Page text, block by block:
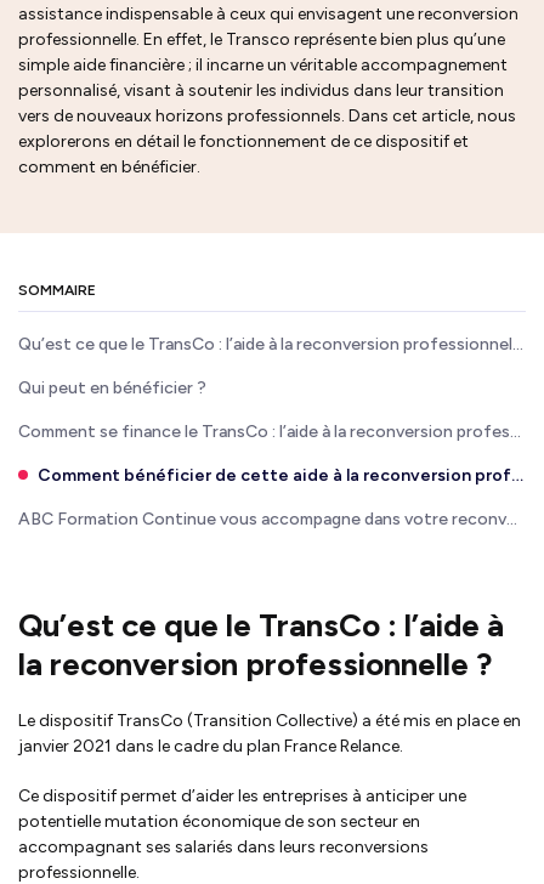
assistance indispensable à ceux qui envisagent une reconversion
professionnelle. En effet, le Transco représente bien plus qu’une
simple aide financière ; il incarne un véritable accompagnement
personnalisé, visant à soutenir les individus dans leur transition
vers de nouveaux horizons professionnels. Dans cet article, nous
explorerons en détail le fonctionnement de ce dispositif et
comment en bénéficier.
SOMMAIRE
Qu’est ce que le TransCo : l’aide à la reconversion professionnelle ?
Qui peut en bénéficier ?
Comment se finance le TransCo : l’aide à la reconversion professionnelle ?
Comment bénéficier de cette aide à la reconversion professionnelle ?
ABC Formation Continue vous accompagne dans votre reconversion professionnelle
Qu’est ce que le TransCo : l’aide à
la reconversion professionnelle ?
Le dispositif TransCo (Transition Collective) a été mis en place en
janvier 2021 dans le cadre du plan France Relance.
Ce dispositif permet d’aider les entreprises à anticiper une
potentielle mutation économique de son secteur en
accompagnant ses salariés dans leurs reconversions
professionnelle.